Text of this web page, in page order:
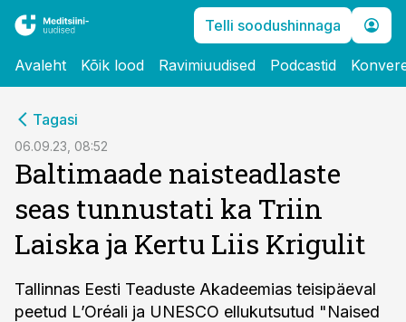
Telli soodushinnaga
Avaleht Kõik lood Ravimiuudised Podcastid
Tagasi
06.09.23, 08:52
Baltimaade naisteadlaste
seas tunnustati ka Triin
Laiska ja Kertu Liis Krigulit
Tallinnas Eesti Teaduste Akadeemias teisipäeval
peetud L’Oréali ja UNESCO ellukutsutud "Naised